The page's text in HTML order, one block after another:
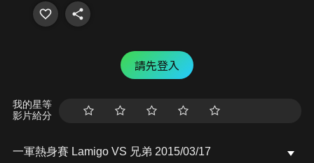
請先登入
我的星等
影片給分
一軍熱身賽 Lamigo VS 兄弟 2015/03/17